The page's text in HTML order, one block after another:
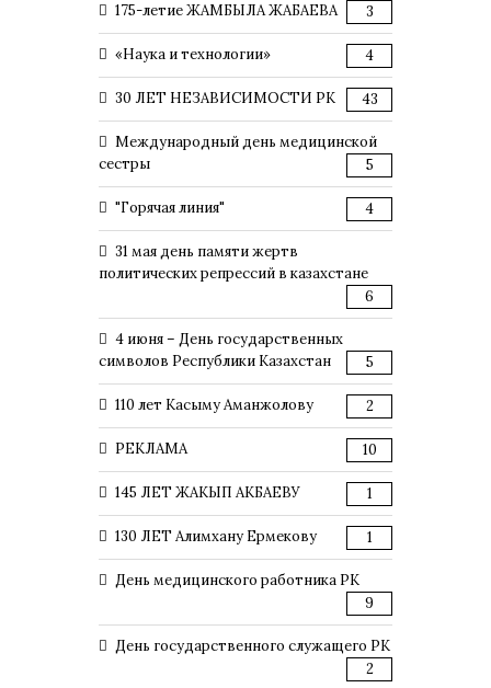
175-летие ЖАМБЫЛА ЖАБАЕВА 3
«Наука и технологии» 4
30 ЛЕТ НЕЗАВИСИМОСТИ РК 43
Международный день медицинской
сестры
5
"Горячая линия" 4
31 мая день памяти жертв
политических репрессий в казахстане
6
4 июня – День государственных
символов Республики Казахстан
5
110 лет Касыму Аманжолову 2
РЕКЛАМА 10
145 ЛЕТ ЖАКЫП АКБАЕВУ 1
130 ЛЕТ Алимхану Ермекову 1
День медицинского работника РК
9
День государственного служащего РК
2